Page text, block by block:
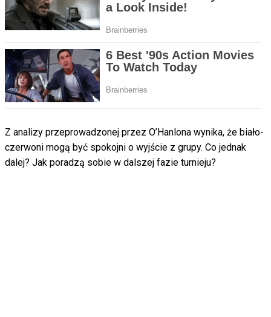
Z analizy przeprowadzonej przez O’Hanlona wynika, że biało-
czerwoni mogą być spokojni o wyjście z grupy. Co jednak
dalej? Jak poradzą sobie w dalszej fazie turnieju?